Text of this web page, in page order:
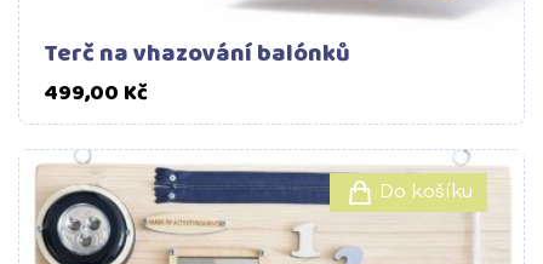
Terč na vhazování balónků
499,00 KčCena
Do košíku